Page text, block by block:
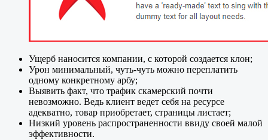
Ущерб наносится компании, с которой создается клон;
Урон минимальный, чуть-чуть можно переплатить
одному конкретному арбу;
Выявить факт, что трафик скамерский почти
невозможно. Ведь клиент ведет себя на ресурсе
адекватно, товар приобретает, страницы листает;
Низкий уровень распространенности ввиду своей малой
эффективности.